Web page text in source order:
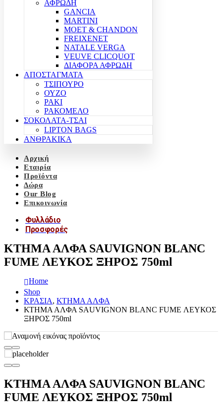
ΑΦΡΩΔΗ
GANCIA
MARTINI
MOET & CHANDON
FREIXENET
NATALE VERGA
VEUVE CLICQUOT
ΔΙΑΦΟΡΑ ΑΦΡΩΔΗ
ΑΠΟΣΤΑΓΜΑΤΑ
ΤΣΙΠΟΥΡΟ
ΟΥΖΟ
ΡΑΚΙ
ΡΑΚΟΜΕΛΟ
ΣΟΚΟΛΑΤΑ-ΤΣΑΙ
LIPTON BAGS
ΑΝΘΡΑΚΙΚΑ
Αρχική
Εταιρία
Προϊόντα
Δώρα
Our Blog
Επικοινωνία
Φυλλάδιο
Προσφορές
ΚΤΗΜΑ ΑΛΦΑ SAUVIGNON BLANC
FUME ΛΕΥΚΟΣ ΞΗΡΟΣ 750ml
Home
Shop
ΚΡΑΣΙΑ, ΚΤΗΜΑ ΑΛΦΑ
ΚΤΗΜΑ ΑΛΦΑ SAUVIGNON BLANC FUME ΛΕΥΚΟΣ
ΞΗΡΟΣ 750ml
ΚΤΗΜΑ ΑΛΦΑ SAUVIGNON BLANC
FUME ΛΕΥΚΟΣ ΞΗΡΟΣ 750ml